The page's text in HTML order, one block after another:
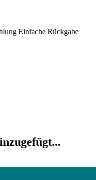
Einfache Rückgabe